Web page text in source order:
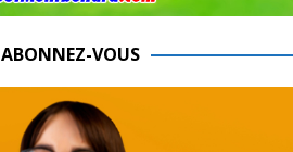
ABONNEZ-VOUS